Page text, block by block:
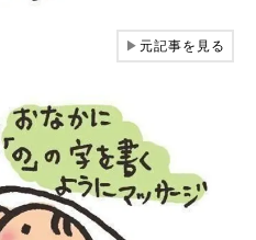
▶元記事を見る